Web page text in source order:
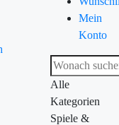
Mein
Konto
Alle
Kategorien
Spiele &